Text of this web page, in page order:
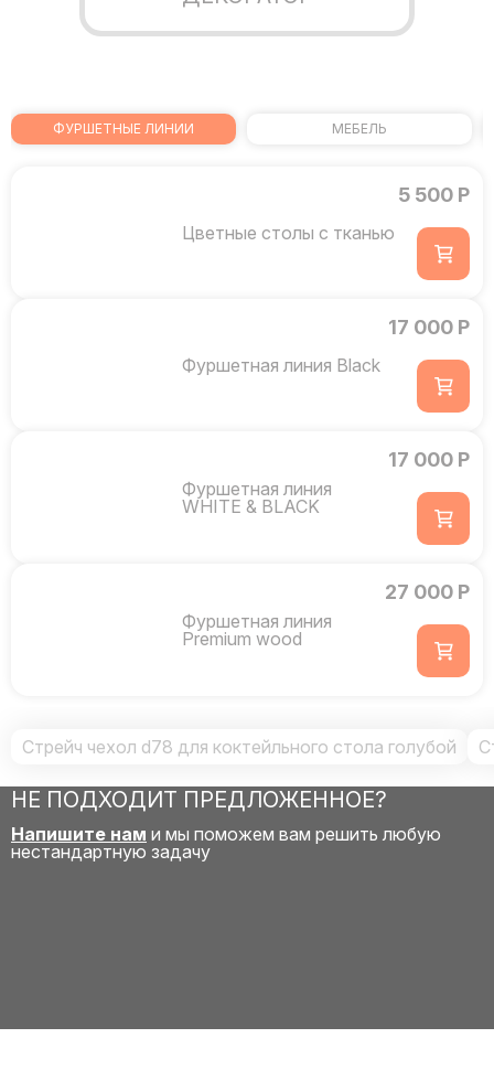
ФУРШЕТНЫЕ ЛИНИИ МЕБЕЛЬ
Цветные столы с тканью
5 500 Р
Фуршетная линия Black
17 000 Р
Фуршетная линия
WHITE & BLACK
17 000 Р
Фуршетная линия
Premium wood
27 000 Р
Стрейч чехол d78 для коктейльного стола голубой
НЕ ПОДХОДИТ ПРЕДЛОЖЕННОЕ?
Напишите нам и мы поможем вам решить любую
нестандартную задачу